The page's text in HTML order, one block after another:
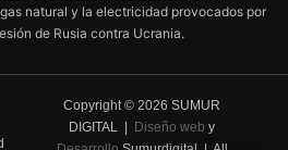
natural y la electricidad provocados por
de Rusia contra Ucrania.
Copyright ©2026 SUMUR
DIGITAL |
Diseño web y